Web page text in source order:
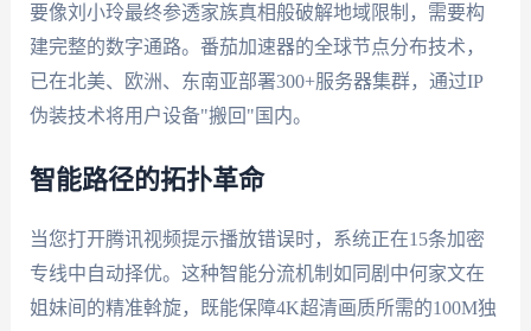
要像刘小玲最终参透家族真相般破解地域限制，需要构
建完整的数字通路。番茄加速器的全球节点分布技术，
已在北美、欧洲、东南亚部署300+服务器集群，通过IP
伪装技术将用户设备"搬回"国内。
智能路径的拓扑革命
当您打开腾讯视频提示播放错误时，系统正在15条加密
专线中自动择优。这种智能分流机制如同剧中何家文在
姐妹间的精准斡旋，既能保障4K超清画质所需的100M独